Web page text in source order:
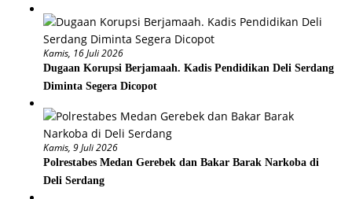
Kamis, 16 Juli 2026
Dugaan Korupsi Berjamaah. Kadis Pendidikan Deli Serdang
Diminta Segera Dicopot
Kamis, 9 Juli 2026
Polrestabes Medan Gerebek dan Bakar Barak Narkoba di
Deli Serdang